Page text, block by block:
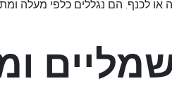
או לכנף. הם נגללים כלפי מעלה